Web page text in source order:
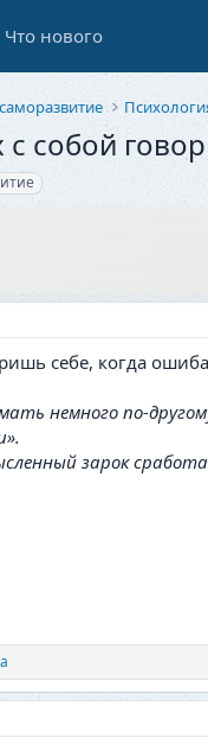
Что нового
с собой
себе, когда
немного по-
зарок